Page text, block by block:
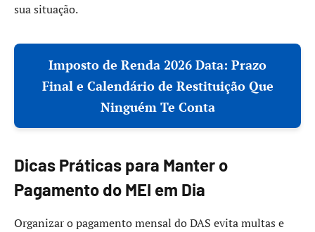
sua situação.
Imposto de Renda 2026 Data: Prazo
Final e Calendário de Restituição Que
Ninguém Te Conta
Dicas Práticas para Manter o
Pagamento do MEI em Dia
Organizar o pagamento mensal do DAS evita multas e